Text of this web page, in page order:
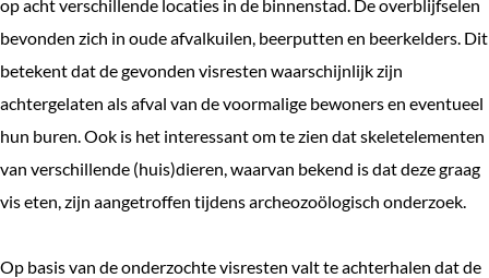
op acht verschillende locaties in de binnenstad. De overblijfselen
bevonden zich in oude afvalkuilen, beerputten en beerkelders. Dit
betekent dat de gevonden visresten waarschijnlijk zijn
achtergelaten als afval van de voormalige bewoners en eventueel
hun buren. Ook is het interessant om te zien dat skeletelementen
van verschillende (huis)dieren, waarvan bekend is dat deze graag
vis eten, zijn aangetroffen tijdens archeozoölogisch onderzoek.
Op basis van de onderzochte visresten valt te achterhalen dat de